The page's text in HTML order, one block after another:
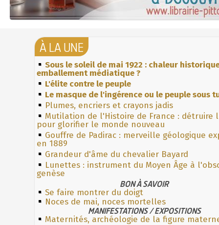
À LA UNE
Sous le soleil de mai 1922 : chaleur
emballement médiatique ?
L'élite contre le peuple
Le masque de l'ingérence ou le peuple sous
Plumes, encriers et crayons jadis
Mutilation de l'Histoire de France : détruire
pour glorifier le monde nouveau
Gouffre de Padirac : merveille géologique
en 1889
Grandeur d'âme du chevalier Bayard
Lunettes : instrument du Moyen Âge à
genèse
BON À SAVOIR
Se faire montrer du doigt
Noces de mai, noces mortelles
MANIFESTATIONS / EXPOSITIONS
Maternités, archéologie de la figure